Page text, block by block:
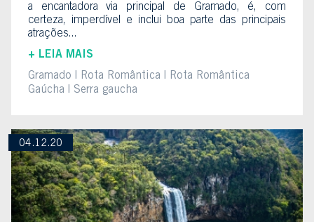
a encantadora via principal de Gramado, é, com
certeza, imperdível e inclui boa parte das principais
atrações...
+ LEIA MAIS
Gramado
Rota Romântica
Rota Romântica
Gaúcha
Serra gaucha
04.12.20